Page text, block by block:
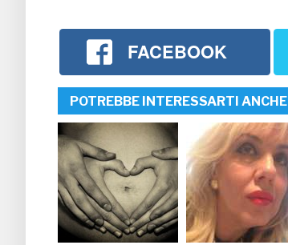
FACEBOOK
POTREBBE INTERESSARTI ANCHE